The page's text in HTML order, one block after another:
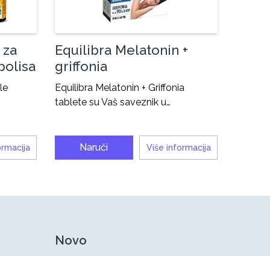
Equilibra Melatonin +
griffonia
Equilibra Melatonin + Griffonia
tablete su Vaš saveznik u…
Naruči Više informacija
Novo